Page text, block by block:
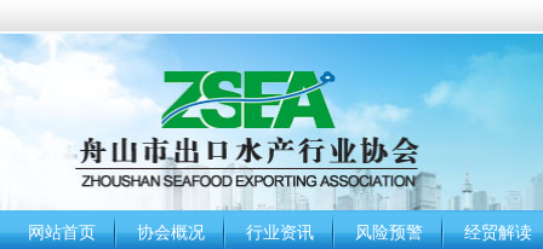
网站首页 协会概况 行业资讯 风险预警 经贸解读